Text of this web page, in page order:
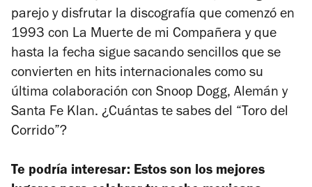
parejo y disfrutar la discografía que comenzó en
1993 con La Muerte de mi Compañera y que
hasta la fecha sigue sacando sencillos que se
convierten en hits internacionales como su
última colaboración con Snoop Dogg, Alemán y
Santa Fe Klan. ¿Cuántas te sabes del “Toro del
Corrido”?
Te podría interesar: Estos son los mejores